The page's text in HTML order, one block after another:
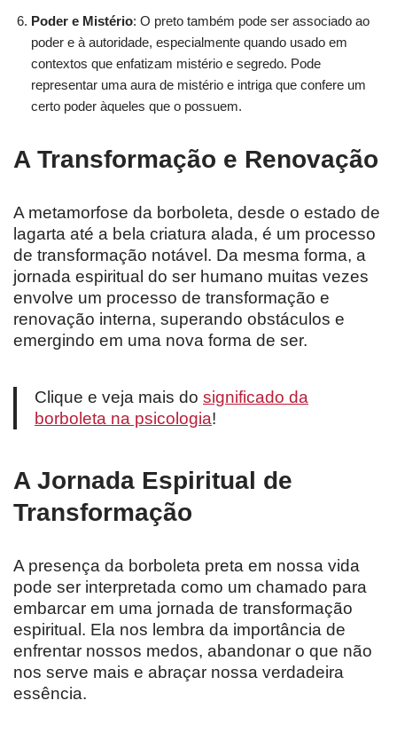
Poder e Mistério: O preto também pode ser associado ao
poder e à autoridade, especialmente quando usado em
contextos que enfatizam mistério e segredo. Pode
representar uma aura de mistério e intriga que confere um
certo poder àqueles que o possuem.
A Transformação e Renovação
A metamorfose da borboleta, desde o estado de
lagarta até a bela criatura alada, é um processo
de transformação notável. Da mesma forma, a
jornada espiritual do ser humano muitas vezes
envolve um processo de transformação e
renovação interna, superando obstáculos e
emergindo em uma nova forma de ser.
Clique e veja mais do significado da
borboleta na psicologia!
A Jornada Espiritual de
Transformação
A presença da borboleta preta em nossa vida
pode ser interpretada como um chamado para
embarcar em uma jornada de transformação
espiritual. Ela nos lembra da importância de
enfrentar nossos medos, abandonar o que não
nos serve mais e abraçar nossa verdadeira
essência.